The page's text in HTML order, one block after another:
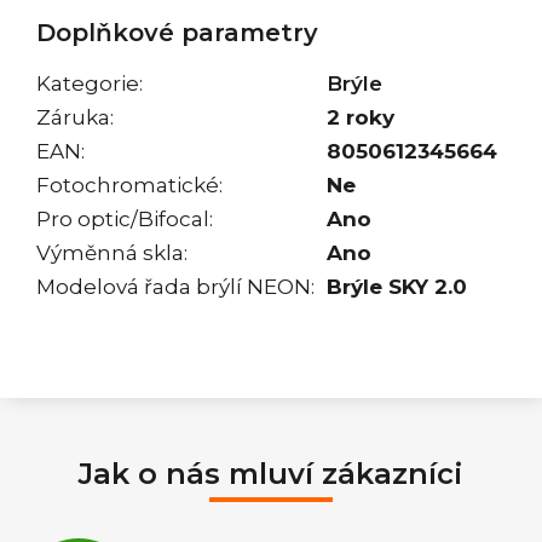
Doplňkové parametry
Kategorie:
Brýle
Záruka:
2 roky
EAN:
8050612345664
Fotochromatické:
Ne
Pro optic/Bifocal:
Ano
Výměnná skla:
Ano
Modelová řada brýlí NEON: Brýle SKY 2.0
Jak o nás mluví zákazníci